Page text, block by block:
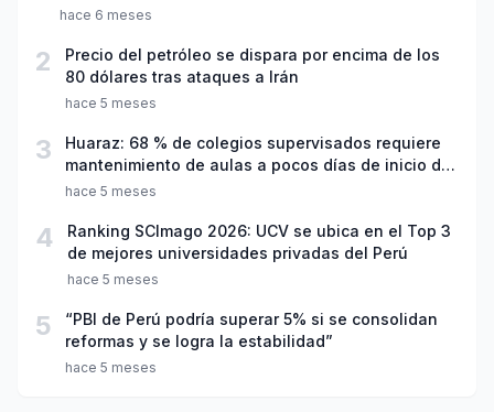
hace 6 meses
2
Precio del petróleo se dispara por encima de los
80 dólares tras ataques a Irán
hace 5 meses
3
Huaraz: 68 % de colegios supervisados requiere
mantenimiento de aulas a pocos días de inicio del
año escolar 2026
hace 5 meses
4
Ranking SCImago 2026: UCV se ubica en el Top 3
de mejores universidades privadas del Perú
hace 5 meses
5
“PBI de Perú podría superar 5% si se consolidan
reformas y se logra la estabilidad”
hace 5 meses